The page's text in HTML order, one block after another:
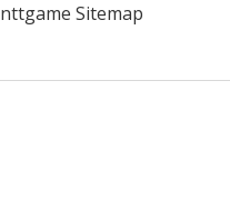
nttgame Sitemap